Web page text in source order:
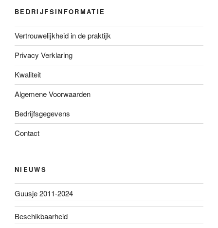
BEDRIJFSINFORMATIE
Vertrouwelijkheid in de praktijk
Privacy Verklaring
Kwaliteit
Algemene Voorwaarden
Bedrijfsgegevens
Contact
NIEUWS
Guusje 2011-2024
Beschikbaarheid